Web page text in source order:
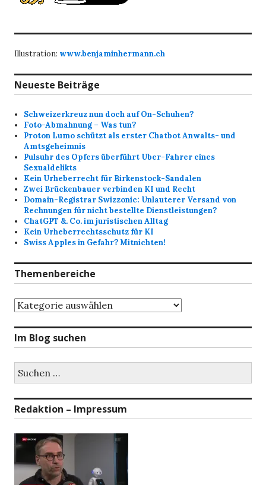
Illustration: www.benjaminhermann.ch
Neueste Beiträge
Schweizerkreuz nun doch auf On-Schuhen?
Foto-Abmahnung – Was tun?
Proton Lumo schützt als erster Chatbot Anwalts- und
Amtsgeheimnis
Pulsuhr des Opfers überführt Uber-Fahrer eines
Sexualdelikts
Kein Urheberrecht für Birkenstock-Sandalen
Zwei Brückenbauer verbinden KI und Recht
Domain-Registrar Swizzonic: Unlauterer Versand von
Rechnungen für nicht bestellte Dienstleistungen?
ChatGPT &. Co. im juristischen Alltag
Kein Urheberrechtsschutz für KI
Swiss Apples in Gefahr? Mitnichten!
Themenbereiche
Themenbereiche
Im Blog suchen
nach:
Redaktion – Impressum